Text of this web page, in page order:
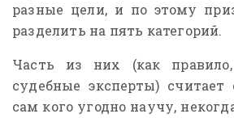
разные цели, и по этому
разделить на пять категорий.
Часть из них (как
судебные эксперты) считает
сам кого угодно научу,